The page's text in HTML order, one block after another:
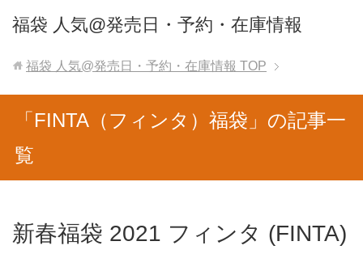
福袋 人気@発売日・予約・在庫情報
福袋 人気@発売日・予約・在庫情報 TOP
「FINTA（フィンタ）福袋」の記事一
覧
新春福袋 2021 フィンタ (FINTA)